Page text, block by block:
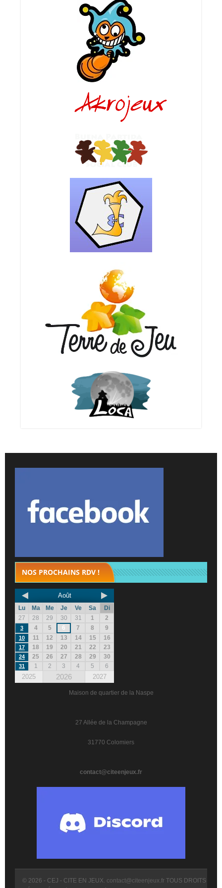
NOS PROCHAINS RDV !
Août
Lu Ma Me Je Ve Sa
Di
27
28 29 30 31 1 2
3 4 5 6 7 8 9
10 11 12 13 14 15 16
17 18 19 20 21 22 23
24 25 26 27 28 29 30
31 1 2 3 4 5 6
2025 2026 2027
Maison de quartier de la Naspe
27 Allée de la Champagne
31770 Colomiers
contact@citeenjeux.fr
© 2026 - CEJ - CITE EN JEUX. contact@citeenjeux.fr TOUS DROITS